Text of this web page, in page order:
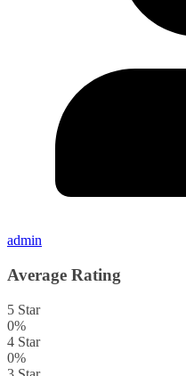
admin
Average Rating
5 Star
0%
4 Star
0%